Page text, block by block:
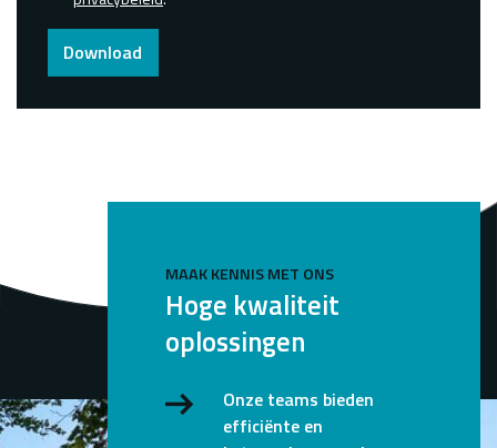
Download
MAAK KENNIS MET ONS
Hoge kwaliteit
oplossingen
Onze teams bieden
efficiënte en